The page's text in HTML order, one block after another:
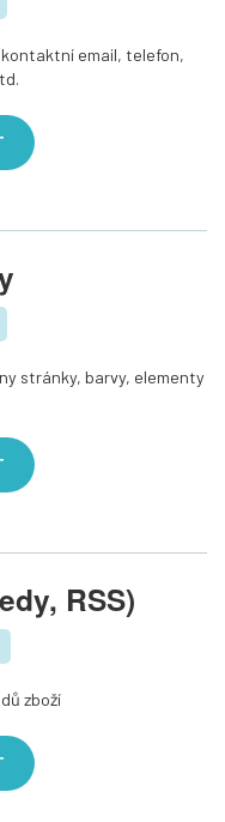
email, telefon,
stránky, barvy, elementy
RSS)
zboží